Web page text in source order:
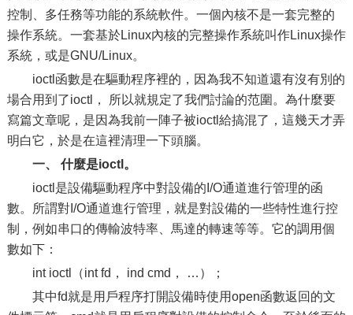
控制、多任務等功能的系統軟件。一個內核不是一套完整的
操作系統。一套基於Linux內核的完整操作系統叫作Linux操作
系統，或是GNU/Linux。
ioctl函數是在驅動程序裡的，因為我不知道還有沒有別的
場合用到了ioctl， 所以就規定了我們討論的范圍。為什麼要
寫篇文章呢，是因為我前一陣子被ioctl給搞混了，這幾天才弄
明白它，於是在這裡清理一下頭腦。
一、 什麼是ioctl。
ioctl是設備驅動程序中對設備的I/O通道進行管理的函
數。所謂對I/O通道進行管理，就是對設備的一些特性進行控
制，例如串口的傳輸波特率、馬達的轉速等等。它的調用個
數如下：
int ioctl（int fd， ind cmd， …）；
其中fd就是用戶程序打開設備時使用open函數返回的文